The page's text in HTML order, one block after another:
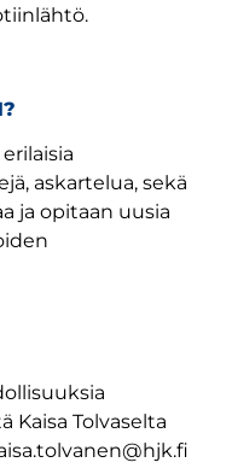
askartelua, sekä
ja opitaan uusia
Kaisa Tolvaselta